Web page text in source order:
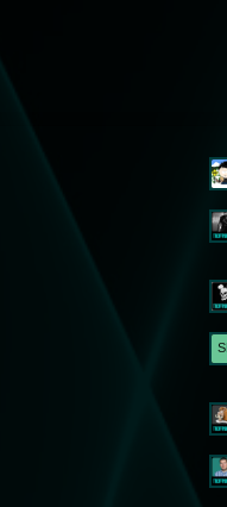
L
e
t
z
e
B
e
i
t
r
ä
g
L
e
t
z
e
B
e
i
L
e
t
z